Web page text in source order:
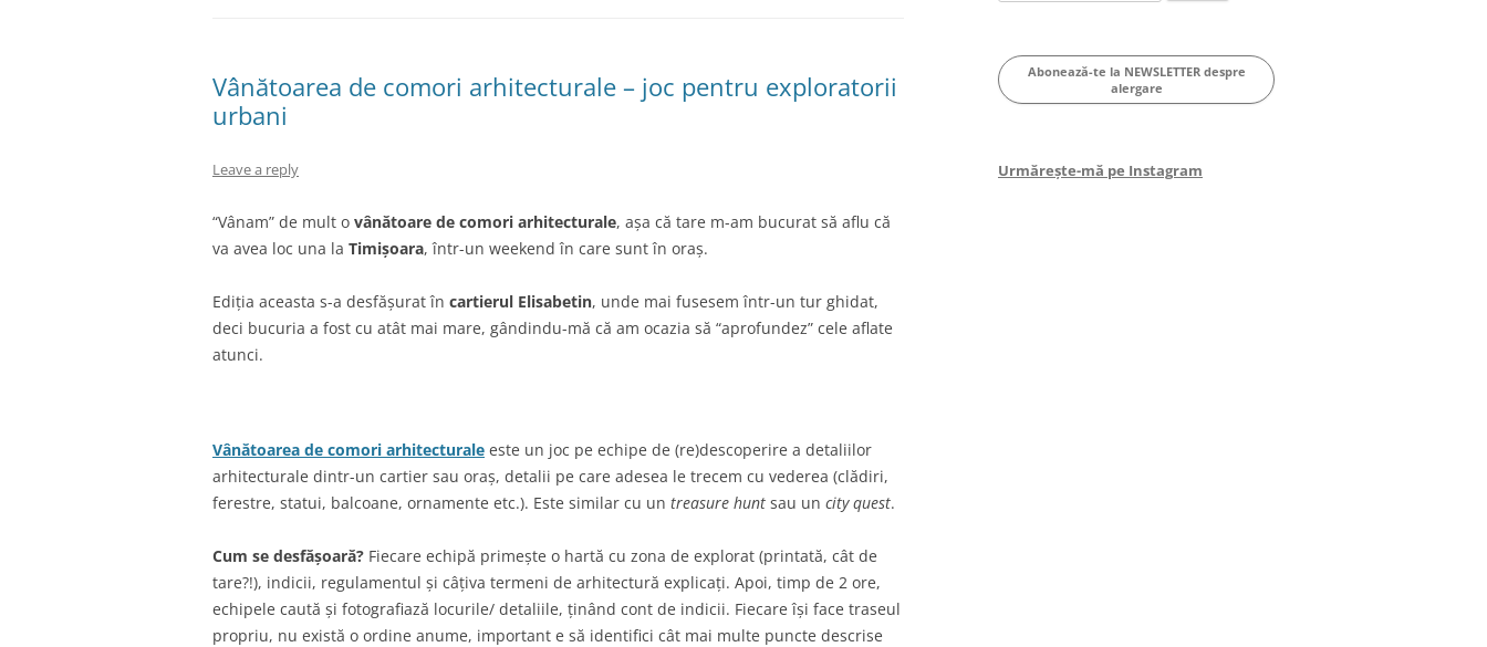
Vânătoarea de comori arhitecturale – joc pentru exploratorii
urbani
Leave a reply
“Vânam” de mult o vânătoare de comori arhitecturale, așa că tare m-am bucurat să aflu că
va avea loc una la Timișoara, într-un weekend în care sunt în oraș.
Ediția aceasta s-a desfășurat în cartierul Elisabetin, unde mai fusesem într-un tur ghidat,
deci bucuria a fost cu atât mai mare, gândindu-mă că am ocazia să “aprofundez” cele aflate
atunci.
Vânătoarea de comori arhitecturale este un joc pe echipe de (re)descoperire a detaliilor
arhitecturale dintr-un cartier sau oraș, detalii pe care adesea le trecem cu vederea (clădiri,
ferestre, statui, balcoane, ornamente etc.). Este similar cu un treasure hunt sau un city quest.
Cum se desfășoară? Fiecare echipă primește o hartă cu zona de explorat (printată, cât de
tare?!), indicii, regulamentul și câțiva termeni de arhitectură explicați. Apoi, timp de 2 ore,
echipele caută și fotografiază locurile/ detaliile, ținând cont de indicii. Fiecare își face traseul
propriu, nu există o ordine anume, important e să identifici cât mai multe puncte descrise
for:
Abonează-te la NEWSLETTER despre
alergare
Urmărește-mă pe Instagram